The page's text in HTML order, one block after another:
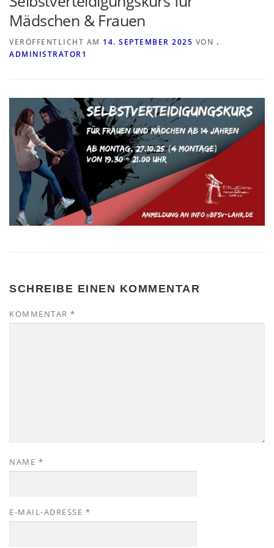
Mädschen & Frauen
VERÖFFENTLICHT AM 14. SEPTEMBER 2025 VON .
ADMINISTRATOR1
SCHREIBE EINEN KOMMENTAR
KOMMENTAR *
NAME *
E-MAIL-ADRESSE *